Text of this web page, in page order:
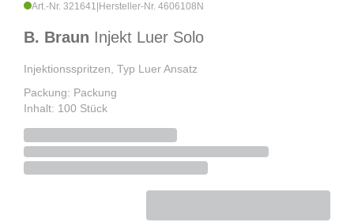
Art.-Nr. 321641 Hersteller-Nr. 4606108N
B. Braun Injekt Luer Solo
Injektionsspritzen, Typ Luer Ansatz
Packung: Packung
Inhalt: 100 Stück